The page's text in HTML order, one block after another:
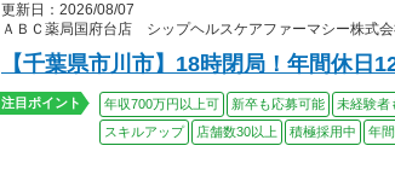
更新日：2026/08/07
ＡＢＣ薬局国府台店 シップヘルスケアファーマシー株式
【千葉県市川市】18時閉局！年間休
注目ポイント 年収700万円以上可 新卒も応募可能 未経験者
スキルアップ
店舗数30以上 積極採用中 年